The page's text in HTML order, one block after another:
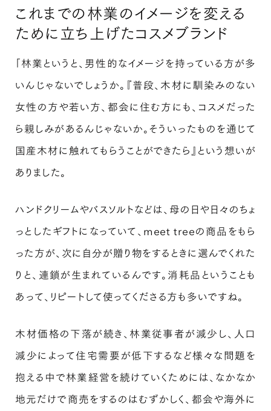
これまでの林業のイメージを変える
ために立ち上げたコスメブランド
「林業というと、男性的なイメージを持っている方が多
いんじゃないでしょうか。『普段、木材に馴染みのない
女性の方や若い方、都会に住む方にも、コスメだった
ら親しみがあるんじゃないか。そういったものを通じて
国産木材に触れてもらうことができたら』という想いが
ありました。
ハンドクリームやバスソルトなどは、母の日や日々のちょ
っとしたギフトになっていて、meet treeの商品をもら
った方が、次に自分が贈り物をするときに選んでくれた
りと、連鎖が生まれているんです。消耗品ということも
あって、リピートして使ってくださる方も多いですね。
木材価格の下落が続き、林業従事者が減少し、人口
減少によって住宅需要が低下するなど様々な問題を
抱える中で林業経営を続けていくためには、なかなか
地元だけで商売をするのはむずかしく、都会や海外に